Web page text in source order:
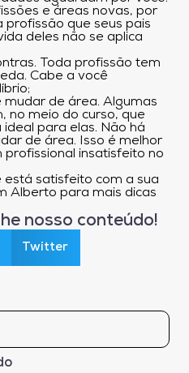
e áreas novas, por
profissão que seus pais
deles não se aplica
Toda profissão tem
Cabe a você
mudar de área. Algumas
no meio do curso, que
para elas. Não há
de área. Isso é melhor
profissional insatisfeito no
satisfeito com a sua
Alberto para mais dicas
nosso conteúdo!
Twitter